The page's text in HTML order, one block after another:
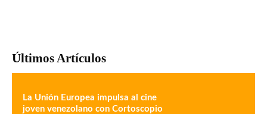
Últimos Artículos
La Unión Europea impulsa al cine
joven venezolano con Cortoscopio